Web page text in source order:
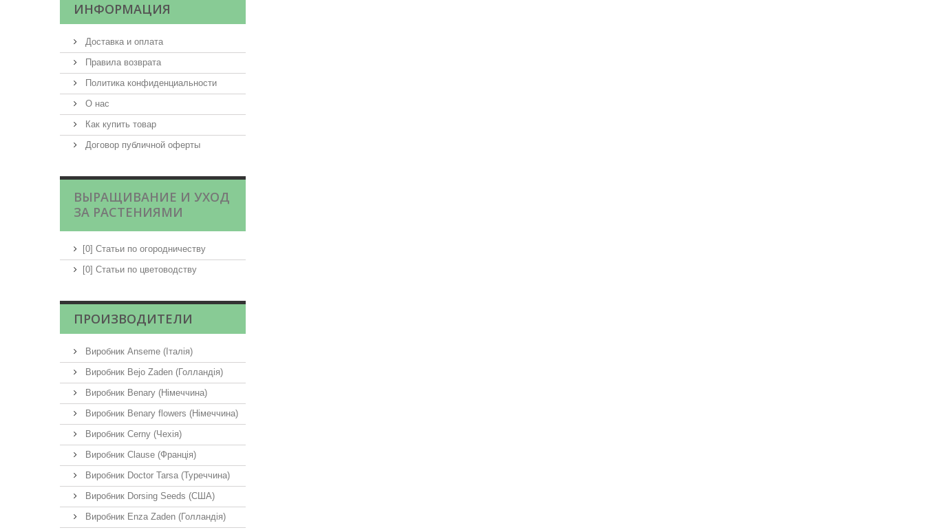
ИНФОРМАЦИЯ
Доставка и оплата
Правила возврата
Политика конфиденциальности
О нас
Как купить товар
Договор публичной оферты
ВЫРАЩИВАНИЕ И УХОД
ЗА РАСТЕНИЯМИ
[0] Статьи по огородничеству
[0] Статьи по цветоводству
ПРОИЗВОДИТЕЛИ
Виробник Anseme (Італія)
Виробник Bejo Zaden (Голландія)
Виробник Benary (Німеччина)
Виробник Benary flowers (Німеччина)
Виробник Cerny (Чехія)
Виробник Clause (Франція)
Виробник Doctor Tarsa (Туреччина)
Виробник Dorsing Seeds (США)
Виробник Enza Zaden (Голландія)